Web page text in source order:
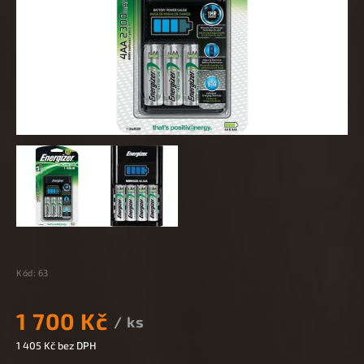
Kód: 63
1 700 Kč / ks
1 405 Kč bez DPH